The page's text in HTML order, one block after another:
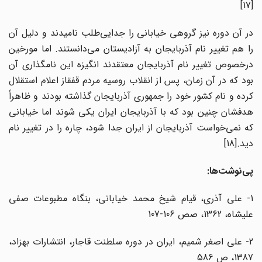
در آن دوره نیز گروهی خیابانی را جدایی‌طلب نامیدند و دلیل آن
را هم تغییر نام آذربایجان به آزادیستان می‌دانستند. اما مورخین
درخصوص تغییر نام آذربایجان معتقدند انگیزه این نامگذاری آن
بود که در آن زمان، پس از انقلاب روسیه مردم قفقاز اعلام استقلال
کرده و نام کشور خود را جمهوری آذربایجان گذاشته بودند و ظاهراً
هدفشان چنین بود که با آذربایجان ایران یکی شوند اما خیابانی
که نمی‌خواست آذربایجان از ایران جدا شود، چاره را در تغییر نام
دید.[18]
پی‌نوشت‌ها:
1- علی آذری، قیام شیخ محمد خیابانی، بنگاه مطبوعات صفی
علیشاه، 1362، صص 106-107
2- علی اصغر شمیم، ایران در دوره سلطنت قاجار، انتشارات بهزاد،
1387، ص 586